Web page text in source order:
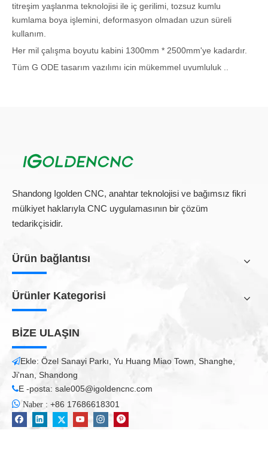
titreşim yaşlanma teknolojisi ile iç gerilimi, tozsuz kumlu
kumlama boya işlemini, deformasyon olmadan uzun süreli
kullanım.
Her mil çalışma boyutu kabini 1300mm * 2500mm'ye kadardır.
Tüm G ODE tasarım yazılımı için mükemmel uyumluluk ..
yapmak için her türlü odun üzerinde kesme ve oyma ahşap
işleme.
frezeleme için de uygundur.
Shandong Igolden CNC, anahtar teknolojisi ve bağımsız fikri
mülkiyet haklarıyla CNC uygulamasının bir çözüm
tedarikçisidir.
Ürün bağlantısı
Ürünler Kategorisi
BİZE ULAŞIN
Ekle: Özel Sanayi Parkı, Yu Huang Miao Town, Shanghe,
Ji'nan, Shandong
E -posta: sale005@igoldencnc.com
 Naber : +86 17686618301